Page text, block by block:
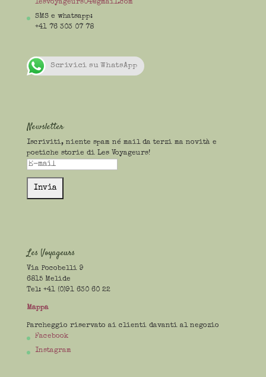
lesvoyageurs04@gmail.com
SMS e whatsapp:
+41 76 303 07 78
Scrivici su WhatsApp
Newsletter
Iscriviti, niente spam né mail da terzi ma novità e
poetiche storie di Les Voyageurs!
Les Voyageurs
Via Pocobelli 9
6815 Melide
Tel: +41 (0)91 630 60 22
Mappa
Parcheggio riservato ai clienti davanti al negozio
Facebook
Instagram